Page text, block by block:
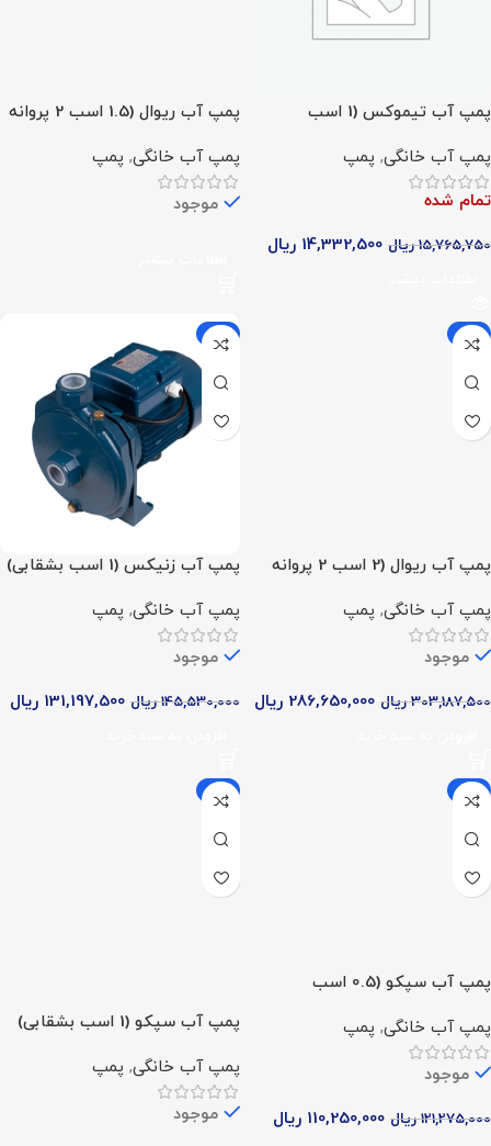
پمپ آب تیموکس (1 اسب
پمپ آب خانگی, پمپ
تمام شده
15,765,750 ریال 14,332,500 ریال
پمپ آب ریوال (1.5 اسب 2 پروانه
پمپ آب خانگی, پمپ
موجود
-5%
پمپ آب ریوال (2 اسب 2 پروانه
پمپ آب خانگی, پمپ
موجود
303,187,500 ریال 286,650,000 ریال
-10%
پمپ آب زنیکس (1 اسب بشقابی)
پمپ آب خانگی, پمپ
موجود
145,530,000 ریال 131,197,500 ریال
-9%
پمپ آب سپکو (0.5 اسب
پمپ آب خانگی, پمپ
موجود
121,275,000 ریال 110,250,000 ریال
-9%
پمپ آب سپکو (1 اسب بشقابی)
پمپ آب خانگی, پمپ
موجود